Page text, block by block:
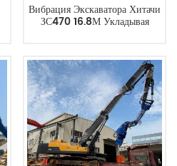
Вибрация Экскаватора Хитачи
ЗС470 16.8М Укладывая